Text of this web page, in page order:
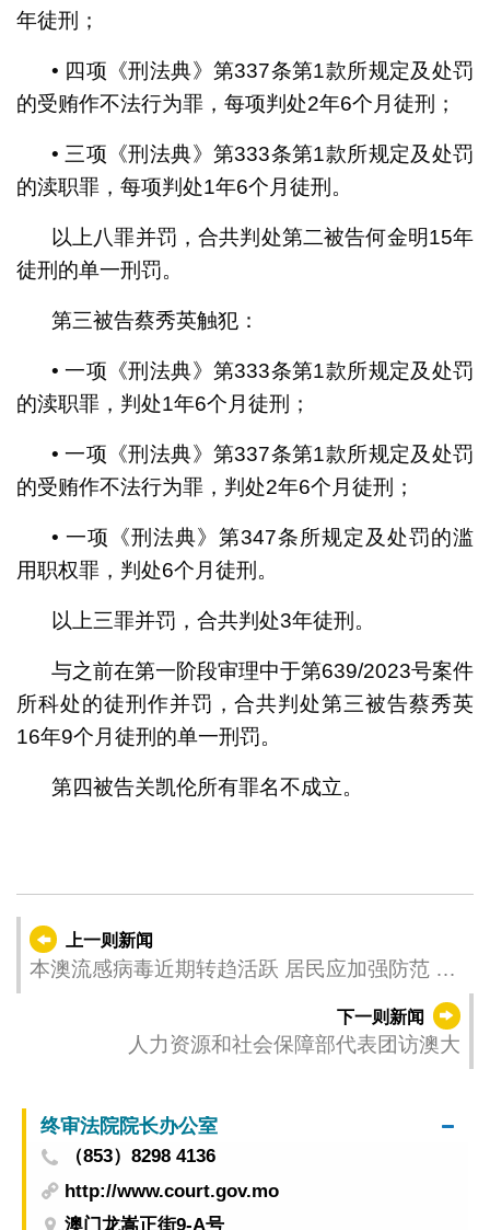
年徒刑；
• 四项《刑法典》第337条第1款所规定及处罚
的受贿作不法行为罪，每项判处2年6个月徒刑；
• 三项《刑法典》第333条第1款所规定及处罚
的渎职罪，每项判处1年6个月徒刑。
以上八罪并罚，合共判处第二被告何金明15年
徒刑的单一刑罚。
第三被告蔡秀英触犯：
• 一项《刑法典》第333条第1款所规定及处罚
的渎职罪，判处1年6个月徒刑；
• 一项《刑法典》第337条第1款所规定及处罚
的受贿作不法行为罪，判处2年6个月徒刑；
• 一项《刑法典》第347条所规定及处罚的滥
用职权罪，判处6个月徒刑。
以上三罪并罚，合共判处3年徒刑。
与之前在第一阶段审理中于第639/2023号案件
所科处的徒刑作并罚，合共判处第三被告蔡秀英
16年9个月徒刑的单一刑罚。
第四被告关凯伦所有罪名不成立。
上一则新闻
本澳流感病毒近期转趋活跃 居民应加强防范 今
（17）日接获4宗流感样疾病群集性感染报告
下一则新闻
人力资源和社会保障部代表团访澳大
终审法院院长办公室
（853）8298 4136
http://www.court.gov.mo
澳门龙嵩正街9-A号